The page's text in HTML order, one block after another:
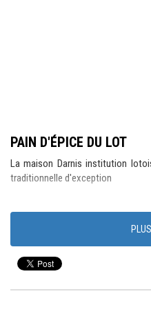
PAIN D'ÉPICE DU LOT
La maison Darnis institution
traditionnelle d'exception